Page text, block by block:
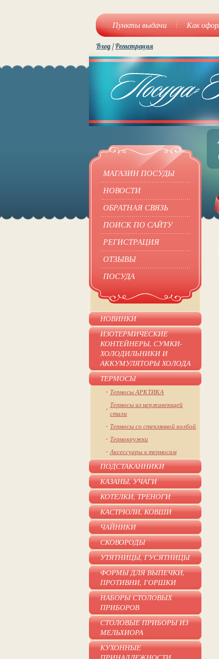
Пункты выдачи Как
Вход/Регистрация
МАГАЗИН ПОСУДЫ
НОВОСТИ
ОБРАТНАЯ СВЯЗЬ
ПОИСК ПО САЙТУ
РЕГИСТРАЦИЯ
ОТЗЫВЫ
ПОСУДА
НОВИНКИ
ИЗОТЕРМИЧЕСКИЕ
КОНТЕЙНЕРЫ, СУМКИ-
ХОЛОДИЛЬНИКИ И
АККУМУЛЯТОРЫ ХОЛОДА
ТЕРМОСЫ
Термосы АРКТИКА
Термосы из нержавеющей
стали
Термосы со стеклянной колбой
Термокружки
Аксессуары к термосам
ПОДСТАКАННИКИ
КАЗАНЫ, УЧАГИ
КОТЕЛКИ, ТРЕНОГИ
КАСТРЮЛИ, КОВШИ
ЧАЙНИКИ
СКОВОРОДЫ
УТЯТНИЦЫ, ГУСЯТНИЦЫ
ФОРМЫ ДЛЯ ВЫПЕЧКИ,
ПРОТИВНИ, ГОРШКИ
НАБОРЫ СТОЛОВЫХ
ПРИБОРОВ
СТОЛОВЫЕ ПРИБОРЫ ИЗ
МЕЛЬХИОРА
КУХОННЫЕ
ПРИНАДЛЕЖНОСТИ